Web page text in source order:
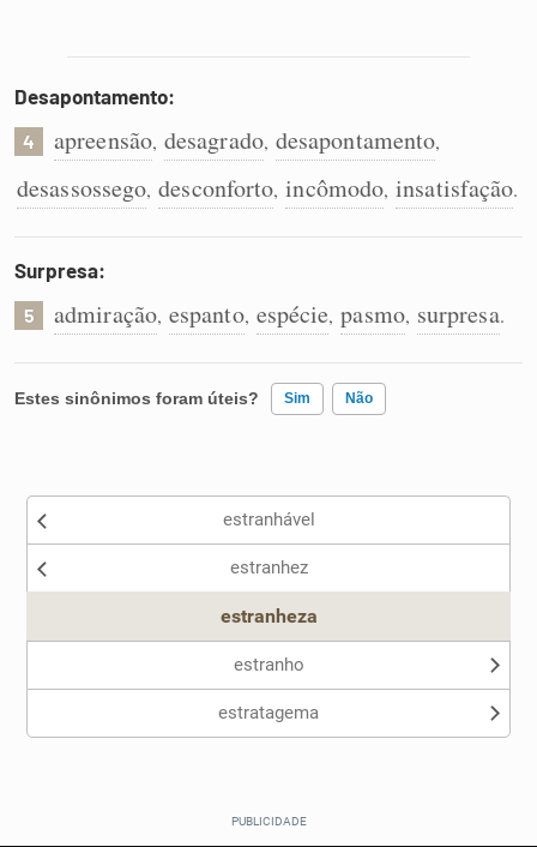
Desapontamento:
4 apreensão, desagrado, desapontamento,
desassossego, desconforto, incômodo, insatisfação.
Surpresa:
5 admiração, espanto, espécie, pasmo, surpresa.
Estes sinônimos foram úteis? Sim Não
Nenhum dos sinônimos apresentados me ajudou
estranhável
estranhez
estranheza
estranho
estratagema